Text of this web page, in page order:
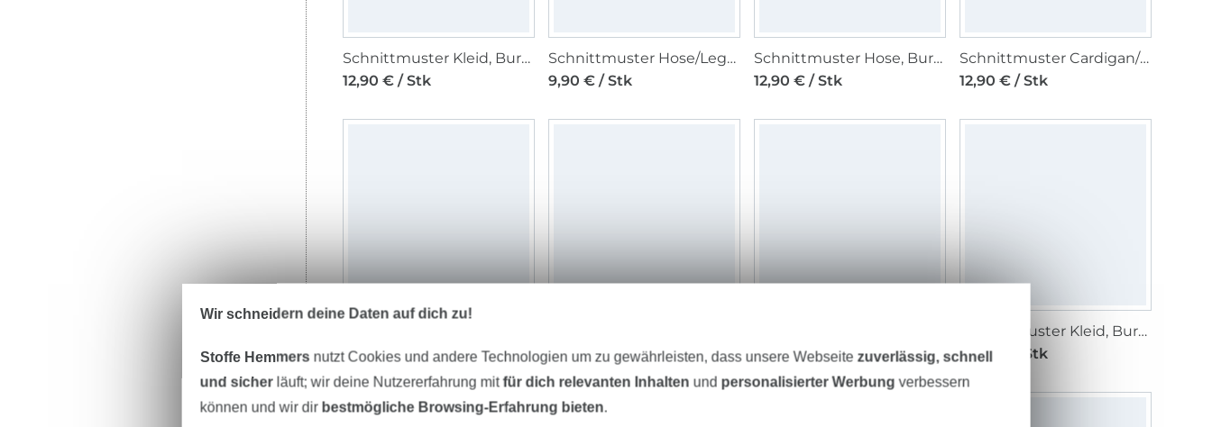
Schnittmuster Kleid, Burda 9197
12,90 € / Stk
Schnittmuster Hose/Leggings Kids, Burda 9196
9,90 € / Stk
Schnittmuster Hose, Burda 5672
12,90 € / Stk
Schnittmuster Cardigan/Jacke, Burda 5667
12,90 € / Stk
12,90 € / Stk
9,90 € / Stk
12,90 € / Stk
Schnittmuster Kleid, Burda 5628
12,90 € / Stk
Wir schneidern deine Daten auf dich zu!
Stoffe Hemmers nutzt Cookies und andere Technologien um zu gewährleisten, dass unsere Webseitezuverlässig, schnell
und sicherläuft; wir deine Nutzererfahrung mitfür dich relevanten Inhalten und personalisierter Werbung verbessern
können und wir dir bestmögliche Browsing-Erfahrung bieten.